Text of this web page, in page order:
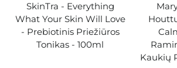
SkinTra - Everything
What Your Skin Will Love
- Prebiotinis Priežiūros
Tonikas - 100ml
Kaukių